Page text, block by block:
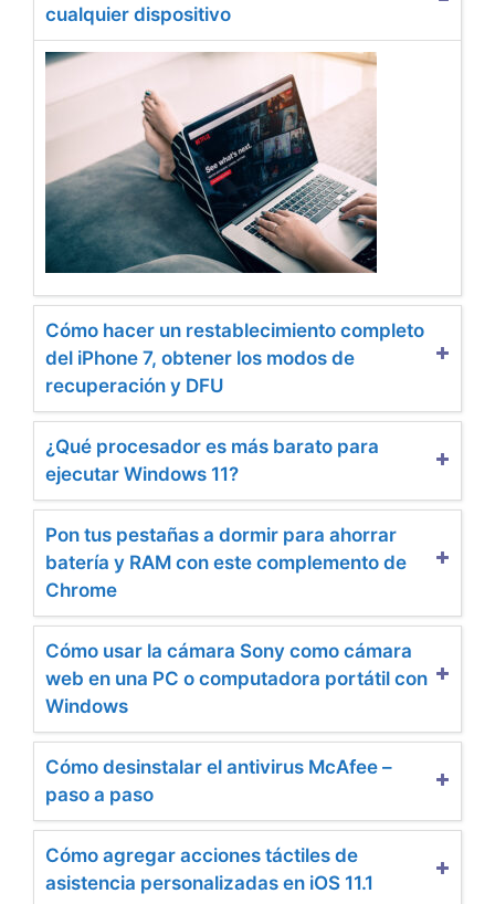
cualquier dispositivo
Cómo hacer un restablecimiento completo
del iPhone 7, obtener los modos de
recuperación y DFU
¿Qué procesador es más barato para
ejecutar Windows 11?
Pon tus pestañas a dormir para ahorrar
batería y RAM con este complemento de
Chrome
Cómo usar la cámara Sony como cámara
web en una PC o computadora portátil con
Windows
Cómo desinstalar el antivirus McAfee –
paso a paso
Cómo agregar acciones táctiles de
asistencia personalizadas en iOS 11.1